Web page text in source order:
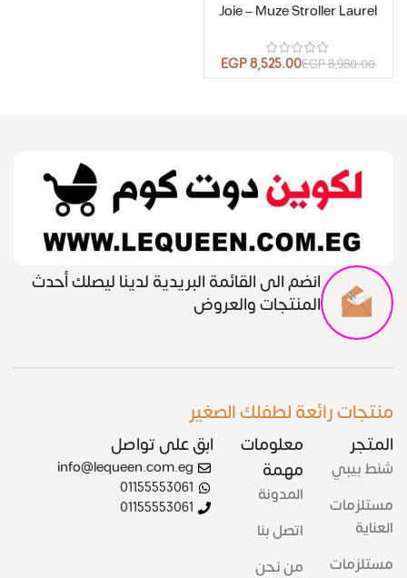
Joie – Muze Stroller Laurel
8,980.00
EGP
8,525.00
EGP
انضم الى القائمة البريدية لدينا ليصلك أحدث
المنتجات والعروض
منتجات رائعة لطفلك الصغير
المتجر
شنط بيبي
مستلزمات
العناية
مستلزمات
معلومات
مهمة
المدونة
اتصل بنا
من نحن
ابق على تواصل
info@lequeen.com.eg
01155553061
01155553061